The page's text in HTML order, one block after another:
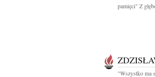
pamięci" Z
"Wszystko ma